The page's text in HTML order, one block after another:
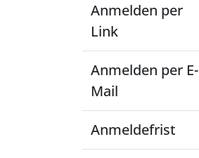
Anmelden per
Link
Anmelden per E-
Mail
Anmeldefrist